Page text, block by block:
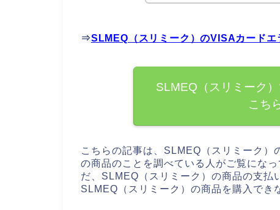
⇒SLMEQ（スリミーク）のVISAカード
SLMEQ（スリミーク
こち
こちらの記事は、SLMEQ（スリミーク）
の商品のことを調べている人がご覧にな
だ、SLMEQ（スリミーク）の商品の支払
SLMEQ（スリミーク）の商品を購入でき